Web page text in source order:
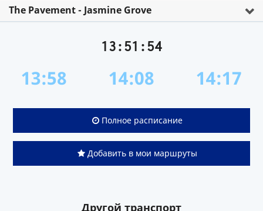
The Pavement - Jasmine Grove
13:51:54
13:58 14:08 14:17
Полное расписание
Добавить в мои маршруты
Другой транспорт